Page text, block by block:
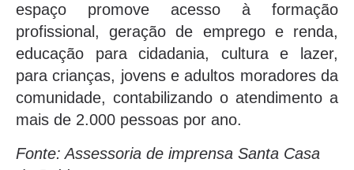
espaço promove acesso à formação
profissional, geração de emprego e renda,
educação para cidadania, cultura e lazer,
para crianças, jovens e adultos moradores da
comunidade, contabilizando o atendimento a
mais de 2.000 pessoas por ano.
Fonte: Assessoria de imprensa Santa Casa